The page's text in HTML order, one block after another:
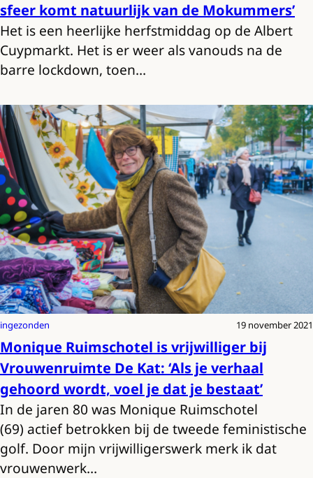
sfeer komt natuurlijk van de Mokummers’
Het is een heerlijke herfstmiddag op de Albert
Cuypmarkt. Het is er weer als vanouds na de
barre lockdown, toen…
ingezonden 19 november 2021
Monique Ruimschotel is vrijwilliger bij
Vrouwenruimte De Kat: ‘Als je verhaal
gehoord wordt, voel je dat je bestaat’
In de jaren 80 was Monique Ruimschotel
(69) actief betrokken bij de tweede feministische
golf. Door mijn vrijwilligerswerk merk ik dat
vrouwenwerk…